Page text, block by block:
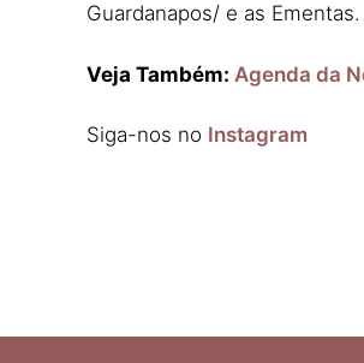
Guardanapos/ e as Ementas.
Veja Também: Agenda da
Siga-nos no Instagram